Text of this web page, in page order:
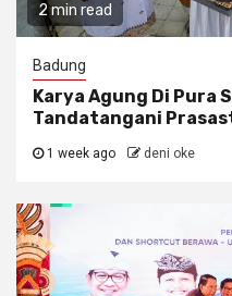
2 min read
Badung
Karya Agung Di Pura
Tandatangani
1 week ago deni oke